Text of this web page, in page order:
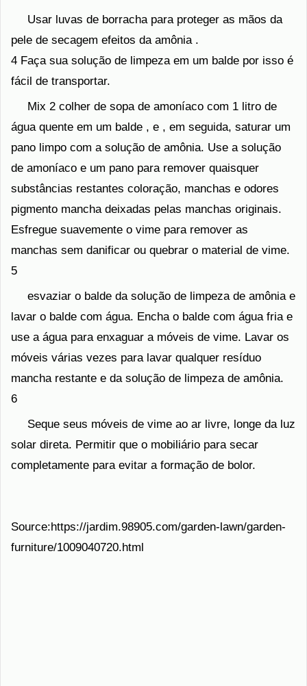
Usar luvas de borracha para proteger as mãos da
pele de secagem efeitos da amônia .
4 Faça sua solução de limpeza em um balde por isso é
fácil de transportar.
Mix 2 colher de sopa de amoníaco com 1 litro de
água quente em um balde , e , em seguida, saturar um
pano limpo com a solução de amônia. Use a solução
de amoníaco e um pano para remover quaisquer
substâncias restantes coloração, manchas e odores
pigmento mancha deixadas pelas manchas originais.
Esfregue suavemente o vime para remover as
manchas sem danificar ou quebrar o material de vime.
5
esvaziar o balde da solução de limpeza de amônia e
lavar o balde com água. Encha o balde com água fria e
use a água para enxaguar a móveis de vime. Lavar os
móveis várias vezes para lavar qualquer resíduo
mancha restante e da solução de limpeza de amônia.
6
Seque seus móveis de vime ao ar livre, longe da luz
solar direta. Permitir que o mobiliário para secar
completamente para evitar a formação de bolor.
Source:https://jardim.98905.com/garden-lawn/garden-
furniture/1009040720.html